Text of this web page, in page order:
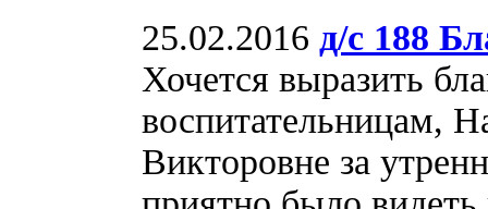
25.02.2016 д/с 188
Хочется выразить
воспитательницам,
Викторовне за